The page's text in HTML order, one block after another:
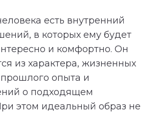
есть внутренний
в которых ему будет
и комфортно. Он
из характера, жизненных
опыта и
о подходящем
этом идеальный образ не